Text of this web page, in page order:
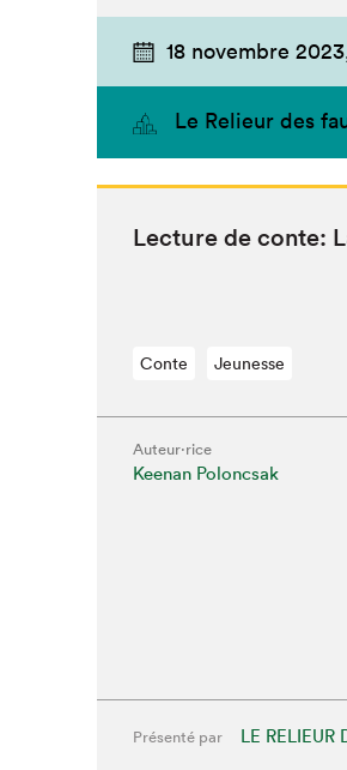
18 novembre
Le Relieur des
Lec­ture de con­te:
Conte Jeunesse
Auteur·rice
Keenan Poloncsak
Présenté par LE RELIEUR